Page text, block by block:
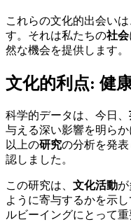
これらの文化的出会い
す。それは私たちの社会
然な機会を提供します。
文化的利点: 健
科学的データは、今日、
与える深い影響を明ら
以上の研究の分析を発
認しました。
この研究は、 文化活動
ように寄与するかを示
ルビーイングにとって重